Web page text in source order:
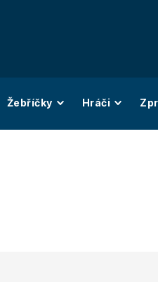
Žebříčky Hráči